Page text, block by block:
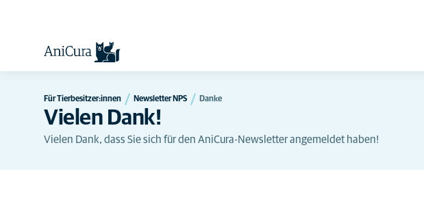
Für Tierbesitzer:innen Newsletter NPS Danke
Vielen Dank!
Vielen Dank, dass Sie sich für den AniCura-Newsletter angemeldet haben!